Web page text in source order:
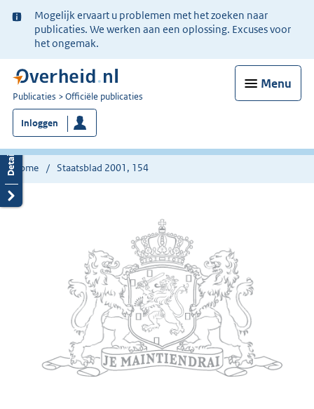
Ter
informatie:
Mogelijk ervaart u problemen met het zoeken naar
publicaties. We werken aan een oplossing. Excuses voor
het ongemak.
Menu
U
bent
nu
hier:
Publicaties Officiële publicaties
Inloggen
Home Staatsblad 2001, 154